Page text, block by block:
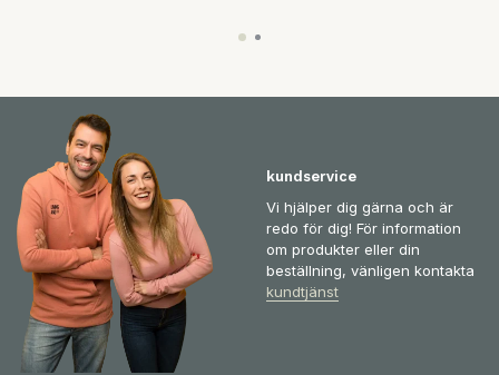
kundservice
Vi hjälper dig gärna och är
redo för dig! För information
om produkter eller din
beställning, vänligen kontakta
kundtjänst